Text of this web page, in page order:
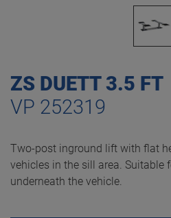
ZS DUETT 3.5 FT
VP 252319
Two-post inground lift with flat
vehicles in the sill area. Suitable
underneath the vehicle.